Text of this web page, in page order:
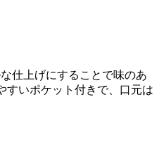
仕上げにすることで味のあ
すいポケット付きで、口元は